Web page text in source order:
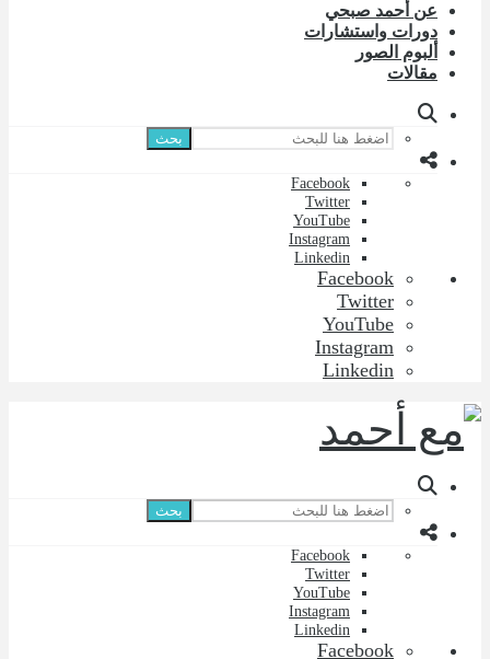
عن أحمد صبحي
دورات واستشارات
ألبوم الصور
مقالات
بحث
Facebook
Twitter
YouTube
Instagram
Linkedin
Facebook
Twitter
YouTube
Instagram
Linkedin
بحث
Facebook
Twitter
YouTube
Instagram
Linkedin
Facebook